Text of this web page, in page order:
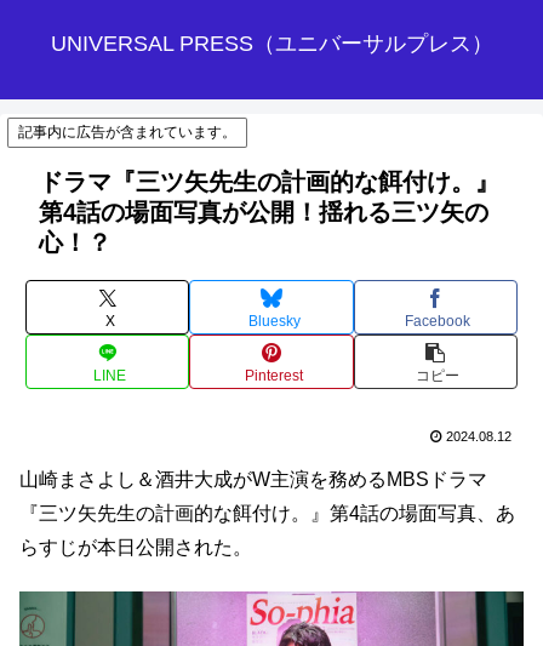
UNIVERSAL PRESS（ユニバーサルプレス）
記事内に広告が含まれています。
ドラマ『三ツ矢先生の計画的な餌付け。』
第4話の場面写真が公開！揺れる三ツ矢の
心！？
X Bluesky Facebook
LINE Pinterest コピー
2024.08.12
山崎まさよし＆酒井大成がW主演を務めるMBSドラマ
『三ツ矢先生の計画的な餌付け。』第4話の場面写真、あ
らすじが本日公開された。